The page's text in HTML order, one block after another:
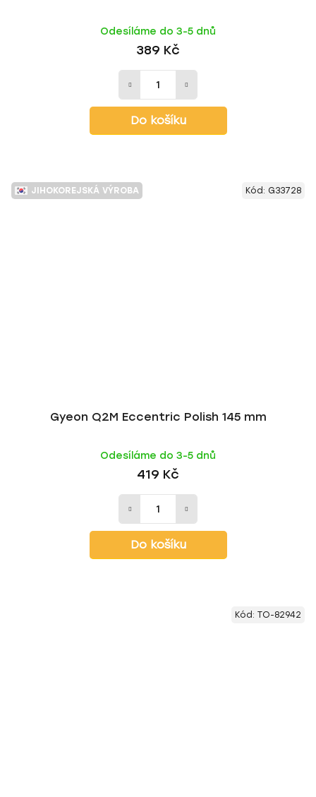
Odesíláme do 3-5 dnů
389 Kč
Do košíku
JIHOKOREJSKÁ VÝROBA
Gyeon Q2M Eccentric Polish 145 mm
Odesíláme do 3-5 dnů
419 Kč
Do košíku
Kód: G33728
Kód: TO-82942